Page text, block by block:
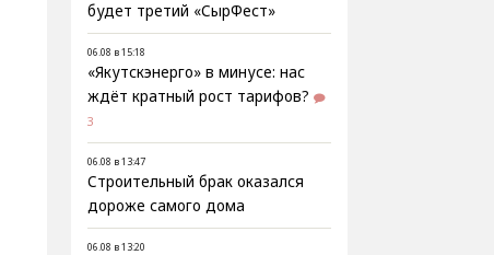
будет третий «СырФест»
06.08 в 15:18
«Якутскэнерго» в минусе: нас
ждёт кратный рост тарифов?
3
06.08 в 13:47
Строительный брак оказался
дороже самого дома
06.08 в 13:20